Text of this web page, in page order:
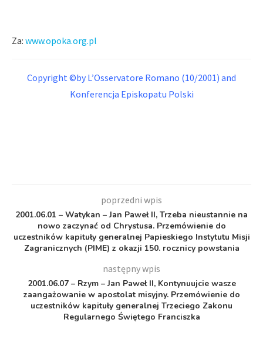
Za: www.opoka.org.pl
Copyright ©by L’Osservatore Romano (10/2001) and
Konferencja Episkopatu Polski
poprzedni wpis
2001.06.01 – Watykan – Jan Paweł II, Trzeba nieustannie na
nowo zaczynać od Chrystusa. Przemówienie do
uczestników kapituły generalnej Papieskiego Instytutu Misji
Zagranicznych (PIME) z okazji 150. rocznicy powstania
następny wpis
2001.06.07 – Rzym – Jan Paweł II, Kontynuujcie wasze
zaangażowanie w apostolat misyjny. Przemówienie do
uczestników kapituły generalnej Trzeciego Zakonu
Regularnego Świętego Franciszka